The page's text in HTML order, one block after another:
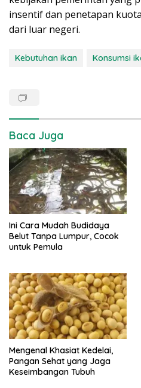
insentif dan penetapan
dari luar negeri.
Kebutuhan ikan Konsumsi
Baca Juga
Ini Cara Mudah Budidaya
Belut Tanpa Lumpur, Cocok
untuk Pemula
Mengenal Khasiat Kedelai,
Pangan Sehat yang Jaga
Keseimbangan Tubuh